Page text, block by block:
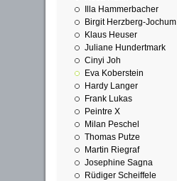
Illa Hammerbacher
Birgit Herzberg-Jochum
Klaus Heuser
Juliane Hundertmark
Cinyi Joh
Eva Koberstein
Hardy Langer
Frank Lukas
Peintre X
Milan Peschel
Thomas Putze
Martin Riegraf
Josephine Sagna
Rüdiger Scheiffele